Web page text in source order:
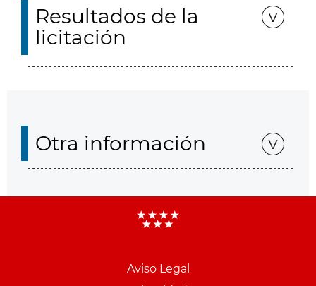
Resultados de la
licitación
Otra información
Aviso Legal